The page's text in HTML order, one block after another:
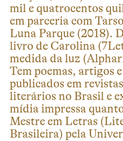
mil e quatrocentos
em parceria com
Luna Parque (2018).
livro de Carolina
medida da luz
Tem poemas, artigos
publicados em
literários no Brasil e
mídia impressa
Mestre em Letras
Brasileira) pela